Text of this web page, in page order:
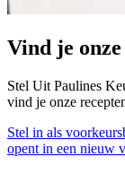
Vind je
Stel Uit Paulines
vind je onze
Stel in als
opent in een nieuw